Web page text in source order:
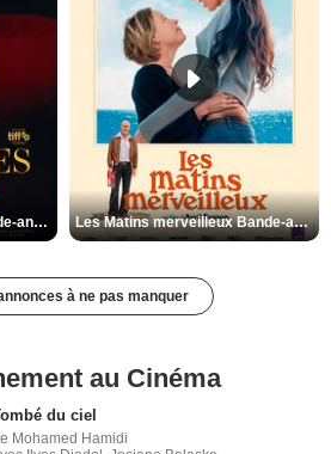
Les Silences de Riyad Bande-annonce VO STFR Les Matins merveilleux Bande-annonce VF
à ne pas manquer
au Cinéma
du ciel
Mohamed Hamidi